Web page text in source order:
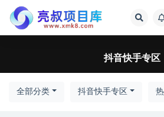
抖音快手专区
全部分类 抖音快手专区